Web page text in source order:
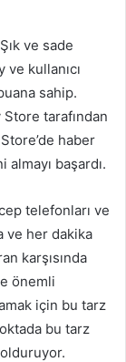
ve sade
ve kullanıcı
sahip.
tarafından
haber
başardı.
telefonları ve
ve her dakika
karşısında
önemli
için bu tarz
bu tarz